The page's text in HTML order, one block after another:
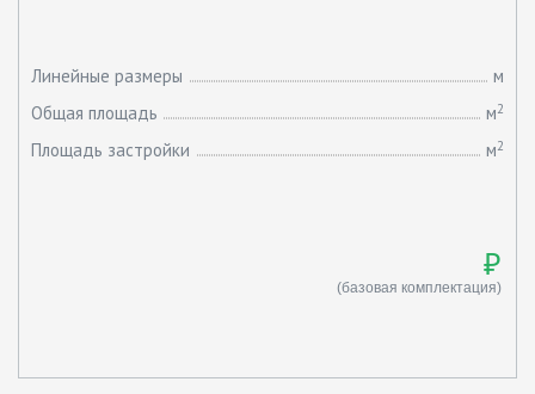
Линейные размеры
м
Общая площадь
м2
Площадь застройки м2
₽
(базовая комплектация)